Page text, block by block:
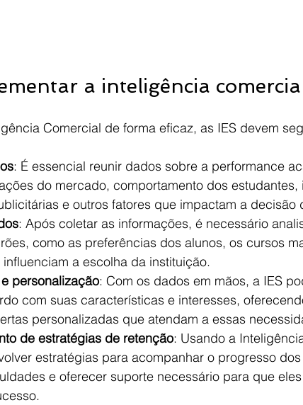
a inteligência
Comercial de forma eficaz, as IES devem
: É essencial reunir dados sobre a performance
do mercado, comportamento dos estudantes,
e outros fatores que impactam a decisão
: Após coletar as informações, é necessário
como as preferências dos alunos, os cursos
a escolha da instituição.
personalização: Com os dados em mãos, a IES
com suas características e interesses,
personalizadas que atendam a essas
de estratégias de retenção: Usando a
estratégias para acompanhar o progresso
e oferecer suporte necessário para que